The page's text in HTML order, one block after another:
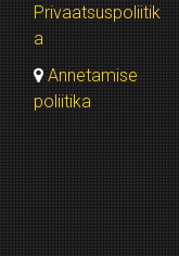
Privaatsuspoliitik
a
Annetamise
poliitika